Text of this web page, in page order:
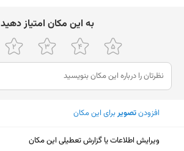
ﺑﻪ اﯾﻦ ﻣﮑﺎن اﻣﺘﯿﺎز دﻫﯿﺪ
افزودنتصویربرای این مکان
ویرایش اطلاعات یا گزارش تعطیلی این مکان